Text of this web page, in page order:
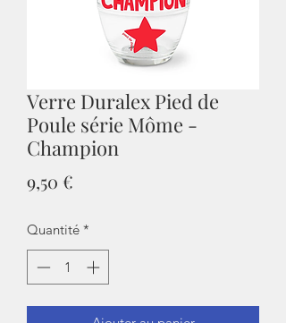
Verre Duralex Pied de
Poule série Môme -
Champion
9,50 €
Quantité *